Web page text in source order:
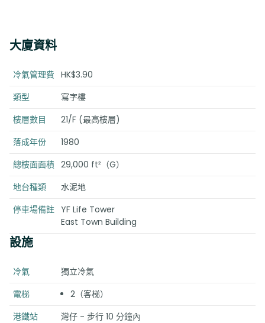
大廈資料
冷氣管理費 HK$3.90
類型
寫字樓
樓層數目
21/F (最高樓層)
落成年份
1980
總樓面面積 29,000 ft²（G）
地台種類
水泥地
停車場備註 YF Life Tower
East Town Building
設施
冷氣
獨立冷氣
電梯
2（客梯）
港鐵站
灣仔 - 步行 10 分鐘內